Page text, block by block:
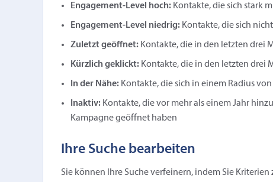
Engagement-Level hoch:Kontakte, die sich stark
Engagement-Level niedrig:Kontakte, die sich
Zuletzt geöffnet:Kontakte, die in den letzten drei
Kürzlich geklickt:Kontakte, die in den letzten drei
In der Nähe:Kontakte, die sich in einem Radius
Inaktiv:Kontakte, die vor mehr als einem Jahr
Kampagne geöffnet haben
Ihre Suche bearbeiten
Sie können Ihre Suche verfeinern, indem Sie